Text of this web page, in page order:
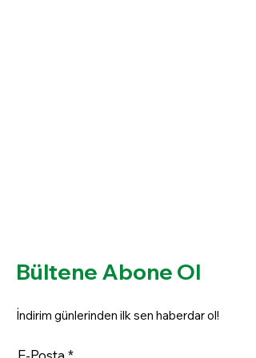
Bültene Abone Ol
İndirim günlerinden ilk sen haberdar ol!